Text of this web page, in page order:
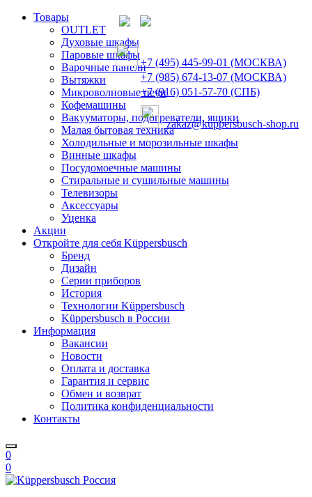
Товары
OUTLET
Духовые шкафы
Паровые шкафы
Варочные панели
Вытяжки
Микроволновые печи
Кофемашины
Вакууматоры, подогреватели, ящики
Малая бытовая техника
Холодильные и морозильные шкафы
Винные шкафы
Посудомоечные машины
Стиральные и сушильные машины
Телевизоры
Аксессуары
Уценка
Акции
Откройте для себя Küppersbusch
Бренд
Дизайн
Серии приборов
История
Технологии Küppersbusch
Küppersbusch в России
Информация
Вакансии
Новости
Оплата и доставка
Гарантия и сервис
Обмен и возврат
Политика конфиденциальности
Контакты
0
0
+7 (495) 445-99-01 (МОСКВА)
+7 (985) 674-13-07 (МОСКВА)
+7 (916) 051-57-70 (СПБ)
zakaz@kuppersbusch-shop.ru